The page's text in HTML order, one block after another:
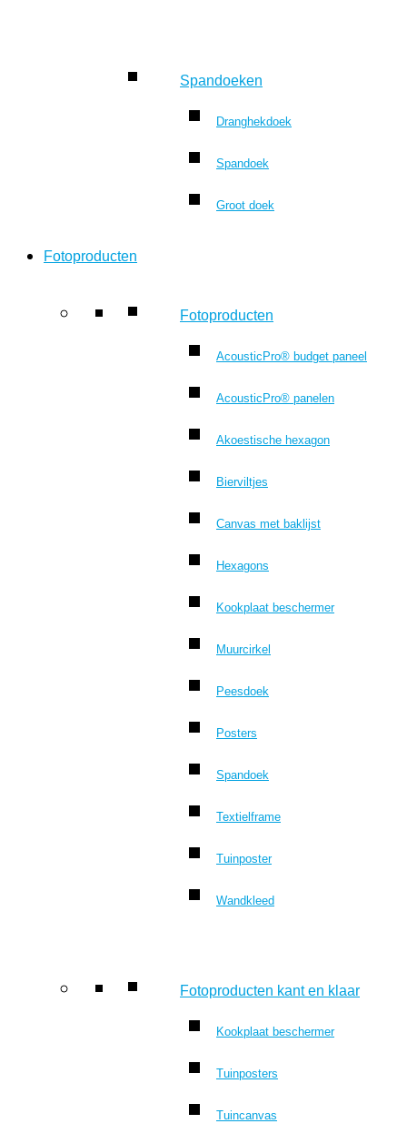
Spandoeken
Dranghekdoek
Spandoek
Groot doek
Fotoproducten
Fotoproducten
AcousticPro® budget paneel
AcousticPro® panelen
Akoestische hexagon
Bierviltjes
Canvas met baklijst
Hexagons
Kookplaat beschermer
Muurcirkel
Peesdoek
Posters
Spandoek
Textielframe
Tuinposter
Wandkleed
Fotoproducten kant en klaar
Kookplaat beschermer
Tuinposters
Tuincanvas